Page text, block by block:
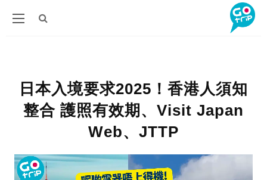
日本入境要求2025！香港人須知
整合 護照有效期、Visit Japan
Web、JTTP